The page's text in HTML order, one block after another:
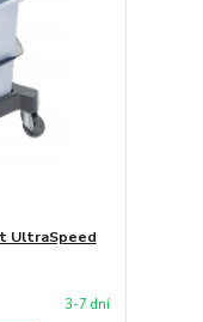
UltraSpeed
3-7 dní